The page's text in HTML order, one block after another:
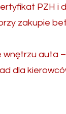
PZH i
zakupie
wnętrzu auta
dla